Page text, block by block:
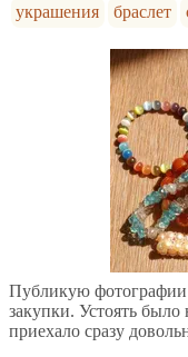
украшения браслет
Публикую фотографии
закупки. Устоять
приехало сразу